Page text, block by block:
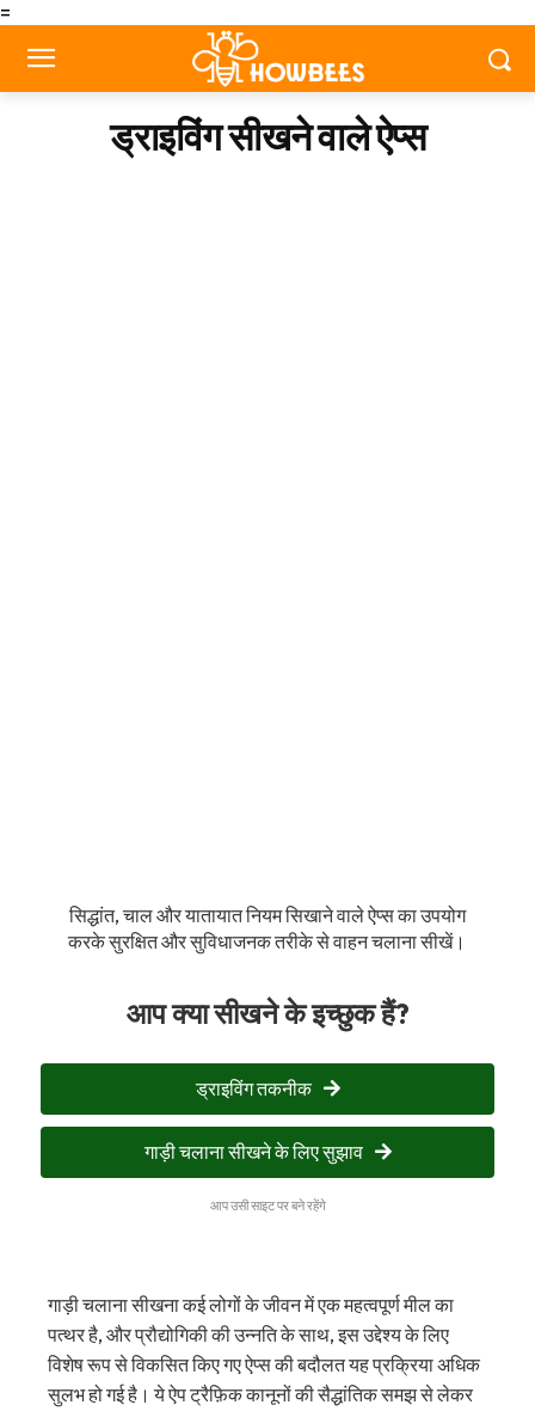
=
ड्राइविंग सीखने वाले ऐप्स
सिद्धांत, चाल और यातायात नियम सिखाने वाले ऐप्स का उपयोग
करके सुरक्षित और सुविधाजनक तरीके से वाहन चलाना सीखें।
आप क्या सीखने के इच्छुक हैं?
ड्राइविंग तकनीक
गाड़ी चलाना सीखने के लिए सुझाव
आप उसी साइट पर बने रहेंगे
गाड़ी चलाना सीखना कई लोगों के जीवन में एक महत्वपूर्ण मील का
पत्थर है, और प्रौद्योगिकी की उन्नति के साथ, इस उद्देश्य के लिए
विशेष रूप से विकसित किए गए ऐप्स की बदौलत यह प्रक्रिया अधिक
सुलभ हो गई है। ये ऐप ट्रैफ़िक कानूनों की सैद्धांतिक समझ से लेकर